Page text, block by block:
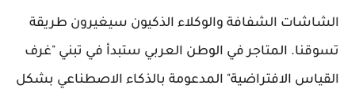
الشاشات الشفافة والوكلاء الذكيون سيغيرون طريقة
تسوقنا. المتاجر في الوطن العربي ستبدأ في تبني "غرف
القياس الافتراضية" المدعومة بالذكاء الاصطناعي بشكل